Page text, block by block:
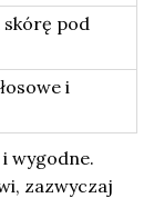
pod
i
wygodne.
zazwyczaj